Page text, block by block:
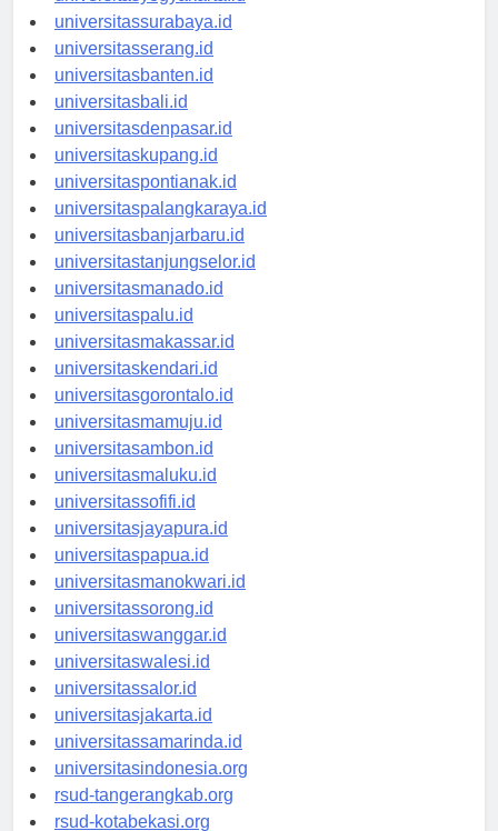
universitasyogyakarta.id
universitassurabaya.id
universitasserang.id
universitasbanten.id
universitasbali.id
universitasdenpasar.id
universitaskupang.id
universitaspontianak.id
universitaspalangkaraya.id
universitasbanjarbaru.id
universitastanjungselor.id
universitasmanado.id
universitaspalu.id
universitasmakassar.id
universitaskendari.id
universitasgorontalo.id
universitasmamuju.id
universitasambon.id
universitasmaluku.id
universitassofifi.id
universitasjayapura.id
universitaspapua.id
universitasmanokwari.id
universitassorong.id
universitaswanggar.id
universitaswalesi.id
universitassalor.id
universitasjakarta.id
universitassamarinda.id
universitasindonesia.org
rsud-tangerangkab.org